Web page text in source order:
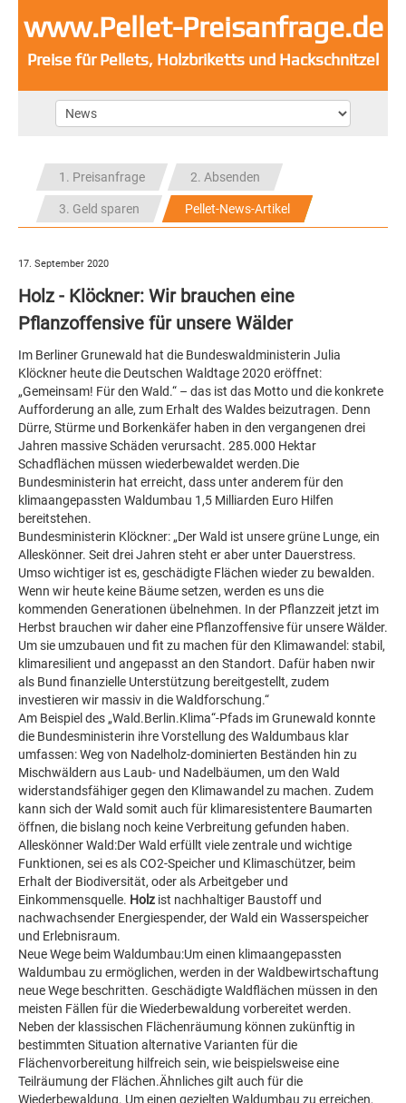
www.Pellet-Preisanfrage.de
Preise für Pellets, Holzbriketts und Hackschnitzel
1. Preisanfrage 2. Absenden
3. Geld sparen Pellet-News-Artikel
17. September 2020
Holz - Klöckner: Wir brauchen eine
Pflanzoffensive für unsere Wälder
Im Berliner Grunewald hat die Bundeswaldministerin Julia
Klöckner heute die Deutschen Waldtage 2020 eröffnet:
„Gemeinsam! Für den Wald.“ – das ist das Motto und die konkrete
Aufforderung an alle, zum Erhalt des Waldes beizutragen. Denn
Dürre, Stürme und Borkenkäfer haben in den vergangenen drei
Jahren massive Schäden verursacht. 285.000 Hektar
Schadflächen müssen wiederbewaldet werden.Die
Bundesministerin hat erreicht, dass unter anderem für den
klimaangepassten Waldumbau 1,5 Milliarden Euro Hilfen
bereitstehen.
Bundesministerin Klöckner: „Der Wald ist unsere grüne Lunge, ein
Alleskönner. Seit drei Jahren steht er aber unter Dauerstress.
Umso wichtiger ist es, geschädigte Flächen wieder zu bewalden.
Wenn wir heute keine Bäume setzen, werden es uns die
kommenden Generationen übelnehmen. In der Pflanzzeit jetzt im
Herbst brauchen wir daher eine Pflanzoffensive für unsere Wälder.
Um sie umzubauen und fit zu machen für den Klimawandel: stabil,
klimaresilient und angepasst an den Standort. Dafür haben nwir
als Bund finanzielle Unterstützung bereitgestellt, zudem
investieren wir massiv in die Waldforschung.“
Am Beispiel des „Wald.Berlin.Klima“-Pfads im Grunewald konnte
die Bundesministerin ihre Vorstellung des Waldumbaus klar
umfassen: Weg von Nadelholz-dominierten Beständen hin zu
Mischwäldern aus Laub- und Nadelbäumen, um den Wald
widerstandsfähiger gegen den Klimawandel zu machen. Zudem
kann sich der Wald somit auch für klimaresistentere Baumarten
öffnen, die bislang noch keine Verbreitung gefunden haben.
Alleskönner Wald:Der Wald erfüllt viele zentrale und wichtige
Funktionen, sei es als CO2-Speicher und Klimaschützer, beim
Erhalt der Biodiversität, oder als Arbeitgeber und
Einkommensquelle. Holz ist nachhaltiger Baustoff und
nachwachsender Energiespender, der Wald ein Wasserspeicher
und Erlebnisraum.
Neue Wege beim Waldumbau:Um einen klimaangepassten
Waldumbau zu ermöglichen, werden in der Waldbewirtschaftung
neue Wege beschritten. Geschädigte Waldflächen müssen in den
meisten Fällen für die Wiederbewaldung vorbereitet werden.
Neben der klassischen Flächenräumung können zukünftig in
bestimmten Situation alternative Varianten für die
Flächenvorbereitung hilfreich sein, wie beispielsweise eine
Teilräumung der Flächen.Ähnliches gilt auch für die
Wiederbewaldung. Um einen gezielten Waldumbau zu erreichen,